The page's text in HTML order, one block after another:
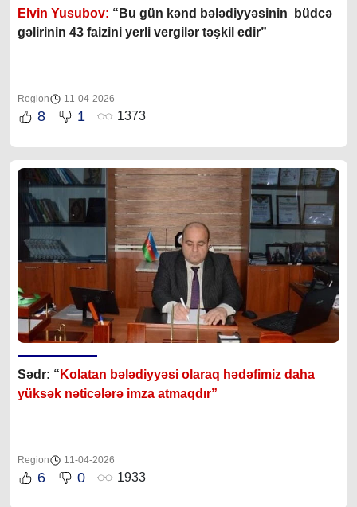
Elvin Yusubov: “Bu gün kənd bələdiyyəsinin büdcə
gəlirinin 43 faizini yerli vergilər təşkil edir”
Region 11-04-2026
8 1 1373
Sədr: “ Kolatan bələdiyyəsi olaraq hədəfimiz daha
yüksək nəticələrə imza atmaqdır”
Region 11-04-2026
6 0 1933